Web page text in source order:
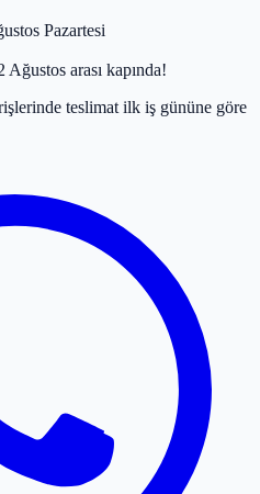
Pazartesi
Ağustos arası kapında!
teslimat ilk iş gününe göre